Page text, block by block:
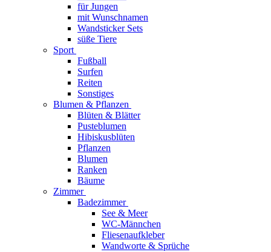
für Jungen
mit Wunschnamen
Wandsticker Sets
süße Tiere
Sport
Fußball
Surfen
Reiten
Sonstiges
Blumen & Pflanzen
Blüten & Blätter
Pusteblumen
Hibiskusblüten
Pflanzen
Blumen
Ranken
Bäume
Zimmer
Badezimmer
See & Meer
WC-Männchen
Fliesenaufkleber
Wandworte & Sprüche